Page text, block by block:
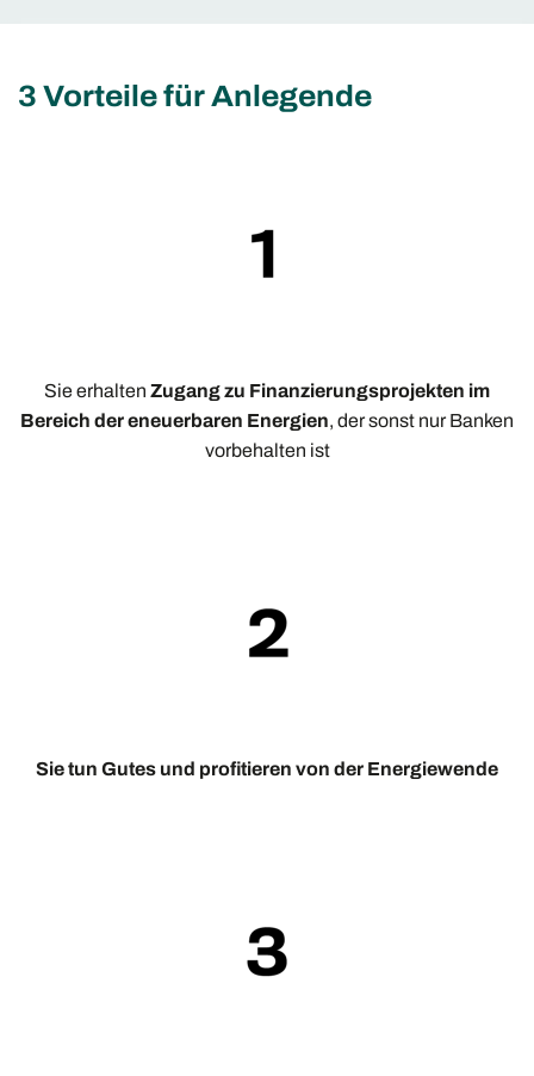
3 Vorteile für Anlegende
Sie erhalten Zugang zu Finanzierungsprojekten im
Bereich der eneuerbaren Energien, der sonst nur Banken
vorbehalten ist
Sie tun Gutes und profitieren von der Energiewende